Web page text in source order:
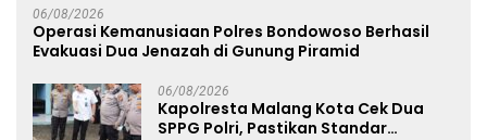
06/08/2026
Operasi Kemanusiaan Polres Bondowoso Berhasil
Evakuasi Dua Jenazah di Gunung Piramid
06/08/2026
Kapolresta Malang Kota Cek Dua
SPPG Polri, Pastikan Standar